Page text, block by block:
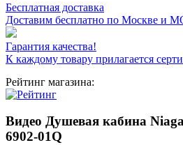
Бесплатная доставка
Доставим бесплатно по Москве и
Гарантия качества!
К каждому товару прилагается
Рейтинг магазина:
Видео Душевая кабина
6902-01Q